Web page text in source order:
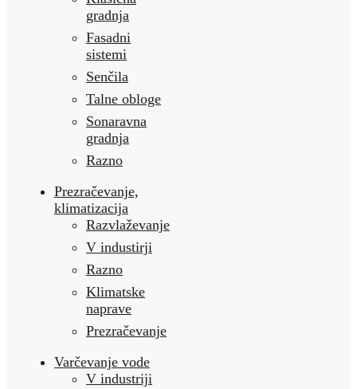
gradnja
Fasadni
sistemi
Senčila
Talne obloge
Sonaravna
gradnja
Razno
Prezračevanje,
klimatizacija
Razvlaževanje
V industirji
Razno
Klimatske
naprave
Prezračevanje
Varčevanje vode
V industriji